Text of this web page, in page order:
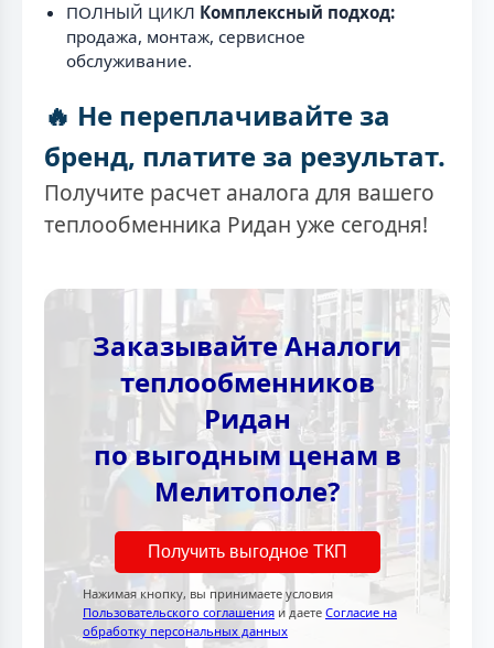
ПОЛНЫЙ ЦИКЛ Комплексный подход:
продажа, монтаж, сервисное
обслуживание.
🔥 Не переплачивайте за
бренд, платите за результат.
Получите расчет аналога для вашего
теплообменника Ридан уже сегодня!
Заказывайте Аналоги
теплообменников
Ридан
по выгодным ценам в
Мелитополе?
Получить выгодное ТКП
Нажимая кнопку, вы принимаете условия
Пользовательского соглашения и даете Согласие на
обработку персональных данных